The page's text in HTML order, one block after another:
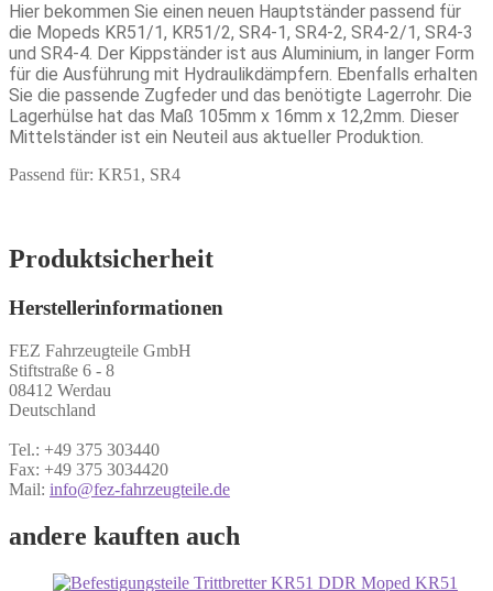
Hier bekommen Sie einen neuen Hauptständer passend für
die Mopeds KR51/1, KR51/2, SR4-1, SR4-2, SR4-2/1, SR4-3
und SR4-4. Der Kippständer ist aus Aluminium, in langer Form
für die Ausführung mit Hydraulikdämpfern. Ebenfalls erhalten
Sie die passende Zugfeder und das benötigte Lagerrohr. Die
Lagerhülse hat das Maß 105mm x 16mm x 12,2mm. Dieser
Mittelständer ist ein Neuteil aus aktueller Produktion.
Passend für: KR51, SR4
Produktsicherheit
Herstellerinformationen
FEZ Fahrzeugteile GmbH
Stiftstraße 6 - 8
08412 Werdau
Deutschland
Tel.: +49 375 303440
Fax: +49 375 3034420
Mail: info@fez-fahrzeugteile.de
andere kauften auch